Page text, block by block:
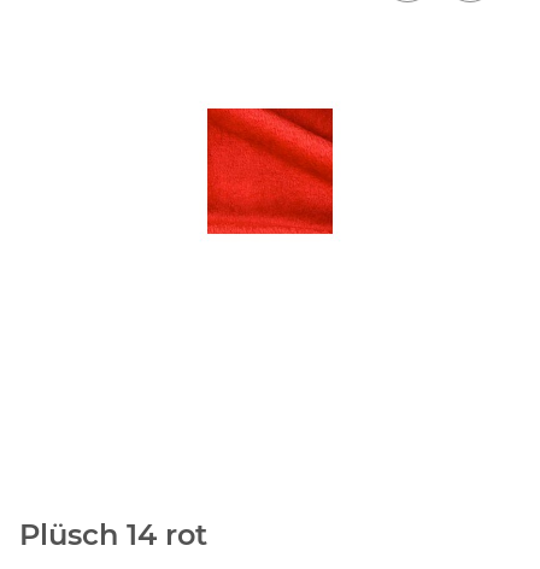
Plüsch 14 rot